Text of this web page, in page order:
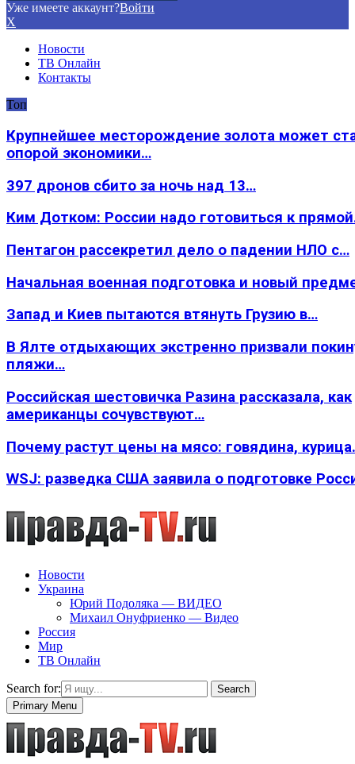
Уже имеете аккаунт?Войти
X
Новости
ТВ Онлайн
Контакты
Топ
Крупнейшее месторождение золота может
опорой экономики…
397 дронов сбито за ночь над 13…
Ким Дотком: России надо готовиться к
Пентагон рассекретил дело о падении НЛО с…
Начальная военная подготовка и новый
Запад и Киев пытаются втянуть Грузию в…
В Ялте отдыхающих экстренно призвали
пляжи…
Российская шестовичка Разина рассказала, как
американцы сочувствуют…
Почему растут цены на мясо: говядина,
WSJ: разведка США заявила о подготовке
Новости
Украина
Юрий Подоляка — ВИДЕО
Михаил Онуфриенко — Видео
Россия
Мир
ТВ Онлайн
Search for:
Search
Primary Menu